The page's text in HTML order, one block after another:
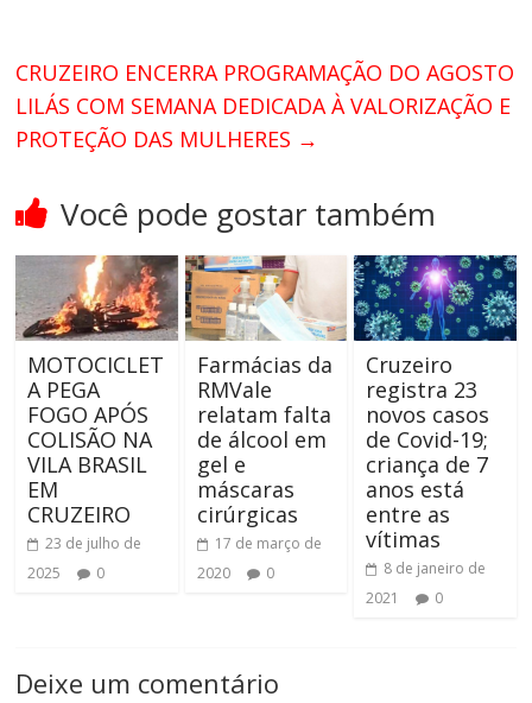
CRUZEIRO ENCERRA PROGRAMAÇÃO DO AGOSTO
LILÁS COM SEMANA DEDICADA À VALORIZAÇÃO E
PROTEÇÃO DAS MULHERES →
Você pode gostar também
MOTOCICLET
A PEGA
FOGO APÓS
COLISÃO NA
VILA BRASIL
EM
CRUZEIRO
23 de julho de
2025
0
Farmácias da
RMVale
relatam falta
de álcool em
gel e
máscaras
cirúrgicas
17 de março de
2020
0
Cruzeiro
registra 23
novos casos
de Covid-19;
criança de 7
anos está
entre as
vítimas
8 de janeiro de
2021
0
Deixe um comentário